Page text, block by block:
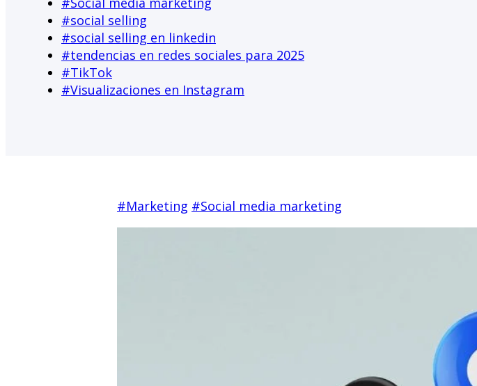
#social selling
#social selling en linkedin
#tendencias en redes sociales para 2025
#TikTok
#Visualizaciones en Instagram
#Marketing #Social media marketing